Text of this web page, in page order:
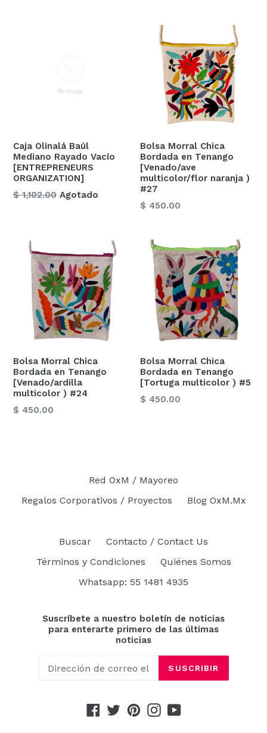
Caja Olinalá Baúl
Mediano Rayado Vacío
[ENTREPRENEURS
ORGANIZATION]
Precio
$ 1,102.00 Agotado
Bolsa Morral Chica
Bordada en Tenango
[Venado/ave
multicolor/flor naranja )
#27
Precio
$ 450.00
Bolsa Morral Chica
Bordada en Tenango
[Venado/ardilla
multicolor ) #24
Precio
$ 450.00
Bolsa Morral Chica
Bordada en Tenango
[Tortuga multicolor ) #5
Precio
$ 450.00
Red OxM / Mayoreo
Regalos Corporativos / Proyectos
Blog OxM.Mx
Buscar
Contacto / Contact Us
Términos y Condiciones
Quiénes Somos
Whatsapp: 55 1481 4935
Suscríbete a nuestro boletín de noticias
para enterarte primero de las últimas
noticias
SUSCRIBIR
Facebook
TwitterPinterestInstagram
YouTube